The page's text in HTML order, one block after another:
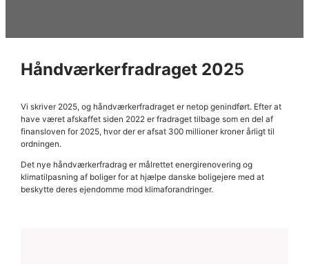
Håndværkerfradraget 2025
Vi skriver 2025, og håndværkerfradraget er netop genindført. Efter at
have været afskaffet siden 2022 er fradraget tilbage som en del af
finansloven for 2025, hvor der er afsat 300 millioner kroner årligt til
ordningen.
Det nye håndværkerfradrag er målrettet energirenovering og
klimatilpasning af boliger for at hjælpe danske boligejere med at
beskytte deres ejendomme mod klimaforandringer.